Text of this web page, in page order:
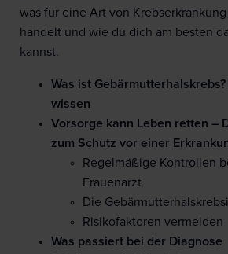
was für eine Art von
handelt und wie du dich am besten
kannst.
Was ist
wissen
Vorsorge kann Leben retten –
zum Schutz vor einer
Regelmäßige Kontrollen
Frauenarzt
Die
Risikofaktoren vermeiden
Was passiert bei der Diagnose